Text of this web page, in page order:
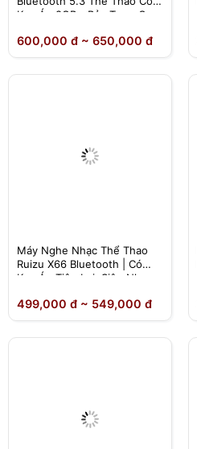
Kẹp Áo 8GB - Bản Type-C
600,000 đ ~ 650,000 đ
Máy Nghe Nhạc Thể Thao
Ruizu X66 Bluetooth | Có
Kẹp Áo Tiện Lợi, Siêu Nhẹ
499,000 đ ~ 549,000 đ